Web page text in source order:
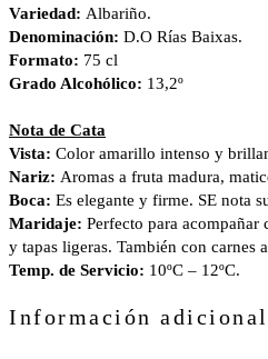
Variedad: Albariño.
Denominación: D.O Rías Baixas.
Formato: 75 cl
Grado Alcohólico: 13,2º
Nota de Cata
Vista: Color amarillo intenso y
Nariz: Aromas a fruta madura,
Boca: Es elegante y firme. SE nota
Maridaje: Perfecto para acompañar
y tapas ligeras. También con carnes
Temp. de Servicio: 10ºC – 12ºC.
Información adicional